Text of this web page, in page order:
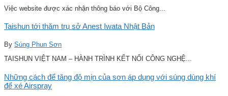
Việc website được xác nhận thông báo với Bộ Công...
Taishun tới thăm trụ sở Anest Iwata Nhật Bản
By Súng Phun Sơn
TAISHUN VIỆT NAM – HÀNH TRÌNH KẾT NỐI CÔNG NGHỆ...
Những cách để tăng độ mịn của sơn áp dụng với súng dùng khí
để xé Airspray